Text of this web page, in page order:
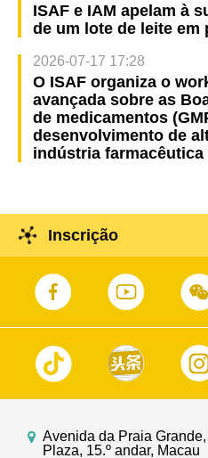
ISAF e IAM apelam à
de um lote de leite
2026-07-17 17:28
O ISAF organiza o
avançada sobre as
de medicamentos
desenvolvimento de
indústria farmacêutica
Inscrição
Avenida da Praia
Plaza, 15.º andar, Macau